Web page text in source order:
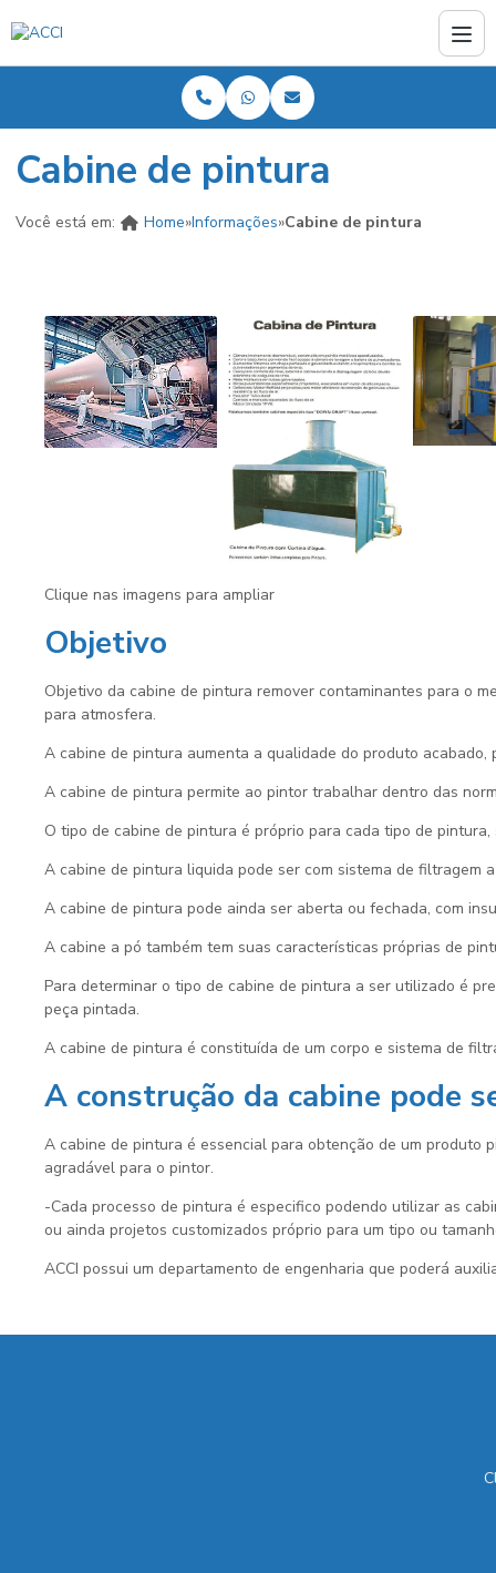
Cabine de pintura
Você está em: Home»Informações»Cabine de pintura
Clique nas imagens para ampliar
Objetivo
Objetivo da cabine de pintura remover contaminantes para o
para atmosfera.
A cabine de pintura aumenta a qualidade do produto
A cabine de pintura permite ao pintor trabalhar dentro das
O tipo de cabine de pintura é próprio para cada tipo de
A cabine de pintura liquida pode ser com sistema de filtragem
A cabine de pintura pode ainda ser aberta ou fechada, com
A cabine a pó também tem suas características próprias de
Para determinar o tipo de cabine de pintura a ser utilizado é
peça pintada.
A cabine de pintura é constituída de um corpo e sistema de
A construção da cabine pode
A cabine de pintura é essencial para obtenção de um produto
agradável para o pintor.
-Cada processo de pintura é especifico podendo utilizar as
ou ainda projetos customizados próprio para um tipo ou
ACCI possui um departamento de engenharia que poderá